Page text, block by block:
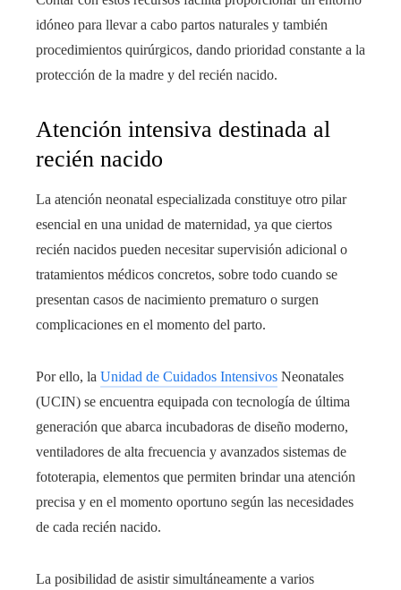
idóneo para llevar a cabo partos naturales y también
procedimientos quirúrgicos, dando prioridad constante a la
protección de la madre y del recién nacido.
Atención intensiva destinada al
recién nacido
La atención neonatal especializada constituye otro pilar
esencial en una unidad de maternidad, ya que ciertos
recién nacidos pueden necesitar supervisión adicional o
tratamientos médicos concretos, sobre todo cuando se
presentan casos de nacimiento prematuro o surgen
complicaciones en el momento del parto.
Por ello, la Unidad de Cuidados Intensivos Neonatales
(UCIN) se encuentra equipada con tecnología de última
generación que abarca incubadoras de diseño moderno,
ventiladores de alta frecuencia y avanzados sistemas de
fototerapia, elementos que permiten brindar una atención
precisa y en el momento oportuno según las necesidades
de cada recién nacido.
La posibilidad de asistir simultáneamente a varios